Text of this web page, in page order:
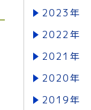
2023年
2022年
2021年
2020年
2019年